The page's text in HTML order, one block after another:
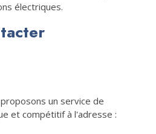
électriques.
un service de
et compétitif à l'adresse :